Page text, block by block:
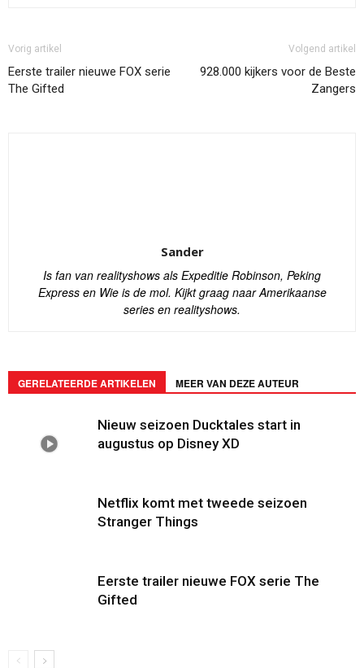
Vorig artikel
Eerste trailer nieuwe FOX serie
The Gifted
Volgend artikel
928.000 kijkers voor de Beste
Zangers
Sander
Is fan van realityshows als Expeditie Robinson, Peking
Express en Wie is de mol. Kijkt graag naar Amerikaanse
series en realityshows.
GERELATEERDE ARTIKELEN MEER VAN DEZE AUTEUR
Nieuw seizoen Ducktales start in
augustus op Disney XD
Netflix komt met tweede seizoen
Stranger Things
Eerste trailer nieuwe FOX serie The
Gifted